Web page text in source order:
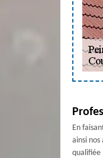
En
ainsi
qualifiée